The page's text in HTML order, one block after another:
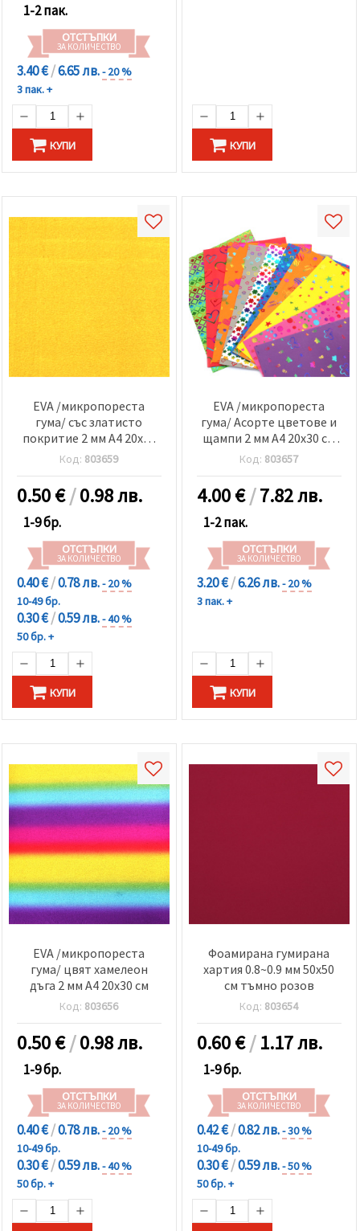
1-2 пак.
ОТСТЪПКИ
ЗА КОЛИЧЕСТВО
3.40 €/6.65 лв.- 20 %
3 пак. +
КУПИ КУПИ
EVA /микропореста
гума/ със златисто
покритие 2 мм А4 20x30
см
Код: 803659
0.50€/0.98 лв.
1-9 бр.
ОТСТЪПКИ
ЗА КОЛИЧЕСТВО
0.40 €/0.78 лв.- 20 %
10-49 бр.
0.30 €/0.59 лв.- 40 %
50 бр. +
КУПИ
EVA /микропореста
гума/ Асорте цветове и
щампи 2 мм А4 20x30 см
-10 броя
Код: 803657
4.00€/7.82 лв.
1-2 пак.
ОТСТЪПКИ
ЗА КОЛИЧЕСТВО
3.20 €/6.26 лв.- 20 %
3 пак. +
КУПИ
EVA /микропореста
гума/ цвят хамелеон
дъга 2 мм А4 20x30 см
Код: 803656
0.50€/0.98 лв.
1-9 бр.
ОТСТЪПКИ
ЗА КОЛИЧЕСТВО
0.40 €/0.78 лв.- 20 %
10-49 бр.
0.30 €/0.59 лв.- 40 %
50 бр. +
Фоамирана гумирана
хартия 0.8~0.9 мм 50x50
см тъмно розов
Код: 803654
0.60€/1.17 лв.
1-9 бр.
ОТСТЪПКИ
ЗА КОЛИЧЕСТВО
0.42 €/0.82 лв.- 30 %
10-49 бр.
0.30 €/0.59 лв.- 50 %
50 бр. +